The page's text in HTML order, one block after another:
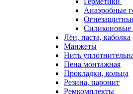
Анаэробные
Силиконовые
Лён, паста, каболка
Манжеты
Нить
Пена монтажная
Прокладки, кольца
Резина, паронит
Ремкомплекты